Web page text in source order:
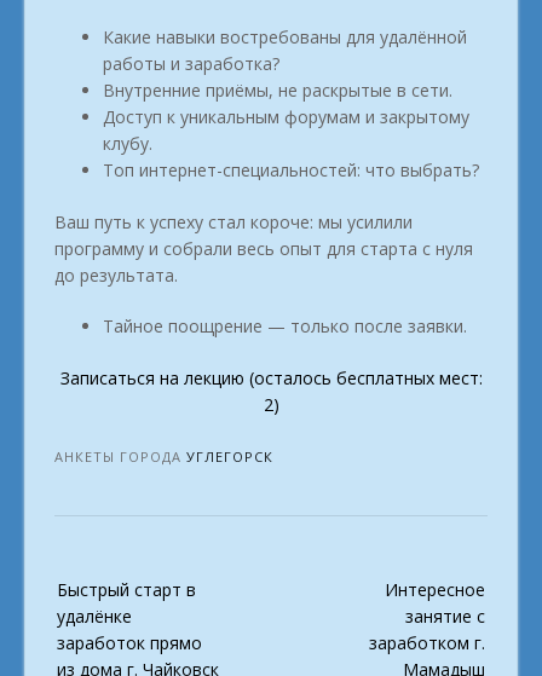
Какие навыки востребованы для удалённой
работы и заработка?
Внутренние приёмы, не раскрытые в сети.
Доступ к уникальным форумам и закрытому
клубу.
Топ интернет-специальностей: что выбрать?
Ваш путь к успеху стал короче: мы усилили
программу и собрали весь опыт для старта с нуля
до результата.
Тайное поощрение — только после заявки.
Записаться на лекцию (осталось бесплатных мест:
2)
АНКЕТЫ ГОРОДА УГЛЕГОРСК
navigation
Быстрый старт в
удалёнке
заработок прямо
из дома г. Чайковск
Интересное
занятие с
заработком г.
Мамадыш